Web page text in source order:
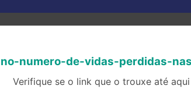
numero-de-vidas-perdidas-
Verifique se o link que o trouxe até